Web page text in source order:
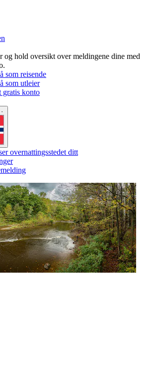
og hold oversikt over meldingene dine med
som reisende
som utleier
gratis konto
overnattingsstedet ditt